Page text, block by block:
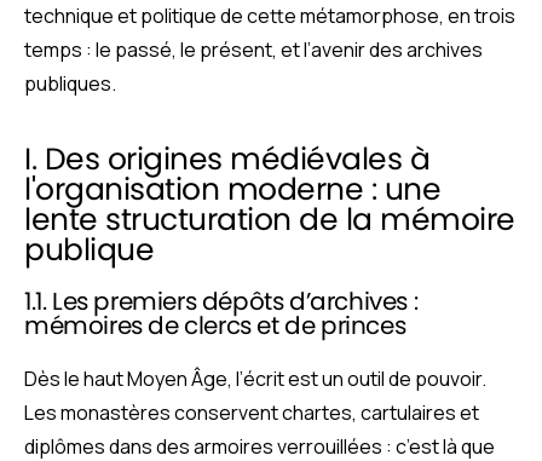
technique et politique de cette métamorphose, en trois
temps : le passé, le présent, et l’avenir des archives
publiques.
I. Des origines médiévales à
l'organisation moderne : une
lente structuration de la mémoire
publique
1.1. Les premiers dépôts d’archives :
mémoires de clercs et de princes
Dès le haut Moyen Âge, l’écrit est un outil de pouvoir.
Les monastères conservent chartes, cartulaires et
diplômes dans des armoires verrouillées : c’est là que